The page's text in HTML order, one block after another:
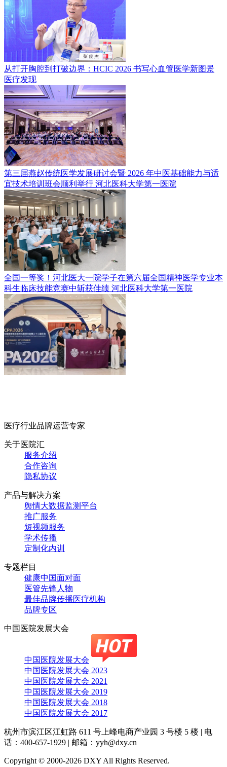
从打开胸腔到打破边界：HCIC 2026 书写心血管医学新图景
医疗发现
第三届燕赵传统医学发展研讨会暨 2026 年中医基础能力与适
宜技术培训班会顺利举行 河北医科大学第一医院
全国一等奖！河北医大一院学子在第六届全国精神医学专业本
科生临床技能竞赛中斩获佳绩 河北医科大学第一医院
医疗行业品牌运营专家
关于医院汇
服务介绍
合作咨询
隐私协议
产品与解决方案
舆情大数据监测平台
推广服务
短视频服务
学术传播
定制化内训
专题栏目
健康中国面对面
医管先锋人物
最佳品牌传播医疗机构
品牌专区
中国医院发展大会
中国医院发展大会
中国医院发展大会 2023
中国医院发展大会 2021
中国医院发展大会 2019
中国医院发展大会 2018
中国医院发展大会 2017
杭州市滨江区江虹路 611 号上峰电商产业园 3 号楼 5 楼 | 电
话：400-657-1929 | 邮箱：yyh@dxy.cn
Copyright © 2000-2026 DXY All Rights Reserved.